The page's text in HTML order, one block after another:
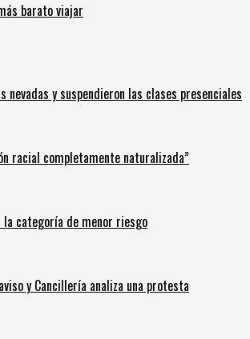
barato viajar
y suspendieron las clases presenciales
racial completamente naturalizada”
la categoría de menor riesgo
y Cancillería analiza una protesta